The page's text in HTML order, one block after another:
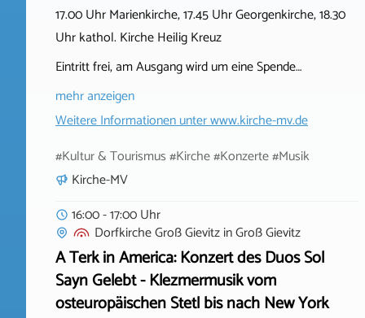
17.00 Uhr Marienkirche, 17.45 Uhr Georgenkirche, 18.30
Uhr kathol. Kirche Heilig Kreuz
Eintritt frei, am Ausgang wird um eine Spende…
mehr anzeigen
Weitere Informationen unterwww.kirche-mv.de
#Kultur & Tourismus #Kirche #Konzerte #Musik
Kirche-MV
16:00 - 17:00 Uhr
Dorfkirche Groß GievitzinGroß Gievitz
A Terk in America: Konzert des Duos Sol
Sayn Gelebt - Klezmermusik vom
osteuropäischen Stetl bis nach New York